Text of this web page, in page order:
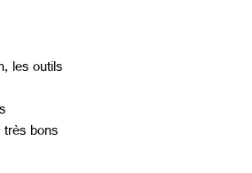
les outils
bons